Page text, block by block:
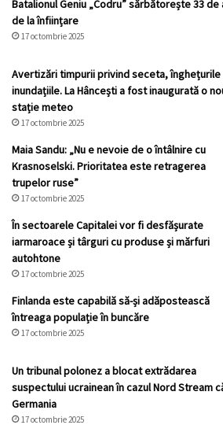
Batalionul Geniu „Codru” sărbătorește 33 de
de la înființare
17 octombrie 2025
Avertizări timpurii privind seceta, înghețurile
inundațiile. La Hâncești a fost inaugurată o
stație meteo
17 octombrie 2025
Maia Sandu: „Nu e nevoie de o întâlnire cu
Krasnoselski. Prioritatea este retragerea
trupelor ruse”
17 octombrie 2025
În sectoarele Capitalei vor fi desfășurate
iarmaroace și târguri cu produse și mărfuri
autohtone
17 octombrie 2025
Finlanda este capabilă să-și adăpostească
întreaga populație în buncăre
17 octombrie 2025
Un tribunal polonez a blocat extrădarea
suspectului ucrainean în cazul Nord Stream
Germania
17 octombrie 2025